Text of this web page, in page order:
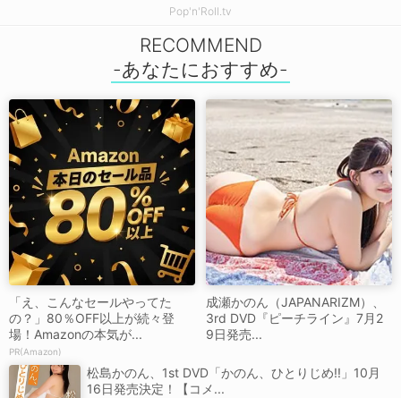
Pop'n'Roll.tv
RECOMMEND
「え、こんなセールやってた
の？」80％OFF以上が続々登
場！Amazonの本気が...
PR(Amazon)
成瀬かのん（JAPANARIZM）、
3rd DVD『ピーチライン』7月2
9日発売...
松島かのん、1st DVD「かのん、ひとりじめ!!」10月
16日発売決定！【コメ...